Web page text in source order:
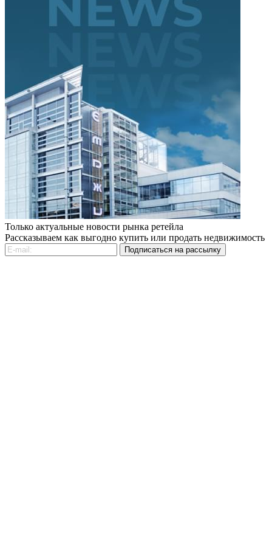
Только актуальные новости рынка ретейла
Рассказываем как выгодно купить или продать недвижимость